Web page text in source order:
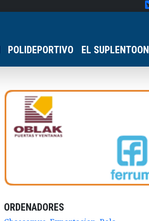
POLIDEPORTIVO EL SUPLENTOON
ORDENADORES